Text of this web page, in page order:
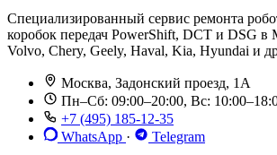
Специализированный сервис ремонта
коробок передач PowerShift, DCT и DSG в
Volvo, Chery, Geely, Haval, Kia, Hyundai и
Москва, Задонский проезд, 1А
Пн–Сб: 09:00–20:00, Вс:
+7 (495) 185-12-35
WhatsApp ·
Telegram